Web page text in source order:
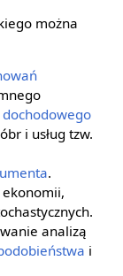
można
dochodowego
i usług tzw.
.
ekonomii,
analizą
i